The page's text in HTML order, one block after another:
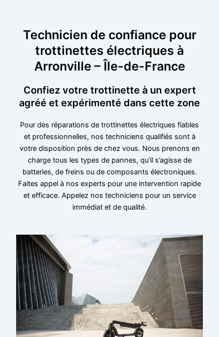
Technicien de confiance pour
trottinettes électriques à
Arronville – Île-de-France
Confiez votre trottinette à un expert
agréé et expérimenté dans cette zone
Pour des réparations de trottinettes électriques fiables
et professionnelles, nos techniciens qualifiés sont à
votre disposition près de chez vous. Nous prenons en
charge tous les types de pannes, qu’il s’agisse de
batteries, de freins ou de composants électroniques.
Faites appel à nos experts pour une intervention rapide
et efficace. Appelez nos techniciens pour un service
immédiat et de qualité.